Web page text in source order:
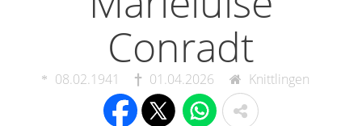
Conradt
08.02.1941 01.04.2026 Knittlingen